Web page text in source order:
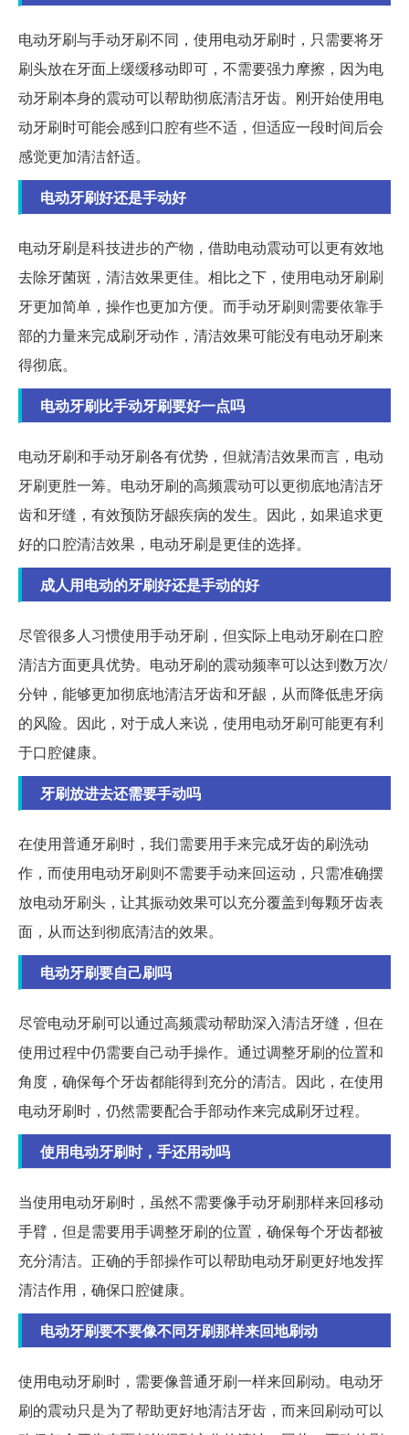
电动牙刷与手动牙刷不同，使用电动牙刷时，只需要将牙
刷头放在牙面上缓缓移动即可，不需要强力摩擦，因为电
动牙刷本身的震动可以帮助彻底清洁牙齿。刚开始使用电
动牙刷时可能会感到口腔有些不适，但适应一段时间后会
感觉更加清洁舒适。
电动牙刷好还是手动好
电动牙刷是科技进步的产物，借助电动震动可以更有效地
去除牙菌斑，清洁效果更佳。相比之下，使用电动牙刷刷
牙更加简单，操作也更加方便。而手动牙刷则需要依靠手
部的力量来完成刷牙动作，清洁效果可能没有电动牙刷来
得彻底。
电动牙刷比手动牙刷要好一点吗
电动牙刷和手动牙刷各有优势，但就清洁效果而言，电动
牙刷更胜一筹。电动牙刷的高频震动可以更彻底地清洁牙
齿和牙缝，有效预防牙龈疾病的发生。因此，如果追求更
好的口腔清洁效果，电动牙刷是更佳的选择。
成人用电动的牙刷好还是手动的好
尽管很多人习惯使用手动牙刷，但实际上电动牙刷在口腔
清洁方面更具优势。电动牙刷的震动频率可以达到数万次/
分钟，能够更加彻底地清洁牙齿和牙龈，从而降低患牙病
的风险。因此，对于成人来说，使用电动牙刷可能更有利
于口腔健康。
牙刷放进去还需要手动吗
在使用普通牙刷时，我们需要用手来完成牙齿的刷洗动
作，而使用电动牙刷则不需要手动来回运动，只需准确摆
放电动牙刷头，让其振动效果可以充分覆盖到每颗牙齿表
面，从而达到彻底清洁的效果。
电动牙刷要自己刷吗
尽管电动牙刷可以通过高频震动帮助深入清洁牙缝，但在
使用过程中仍需要自己动手操作。通过调整牙刷的位置和
角度，确保每个牙齿都能得到充分的清洁。因此，在使用
电动牙刷时，仍然需要配合手部动作来完成刷牙过程。
使用电动牙刷时，手还用动吗
当使用电动牙刷时，虽然不需要像手动牙刷那样来回移动
手臂，但是需要用手调整牙刷的位置，确保每个牙齿都被
充分清洁。正确的手部操作可以帮助电动牙刷更好地发挥
清洁作用，确保口腔健康。
电动牙刷要不要像不同牙刷那样来回地刷动
使用电动牙刷时，需要像普通牙刷一样来回刷动。电动牙
刷的震动只是为了帮助更好地清洁牙齿，而来回刷动可以